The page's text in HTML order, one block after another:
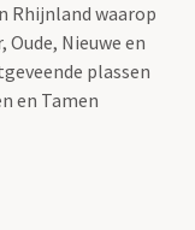
Rhijnland waarop
Nieuwe en
plassen
en Tamen